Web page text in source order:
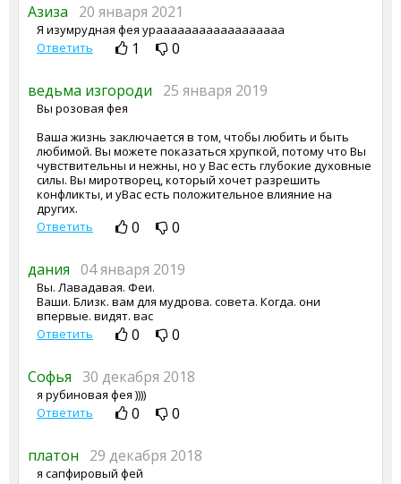
Азиза 20 января 2021
Я изумрудная фея ураааааааааааааааааа
Ответить
1 0
ведьма изгороди 25 января 2019
Вы розовая фея
Ваша жизнь заключается в том, чтобы любить и быть
любимой. Вы можете показаться хрупкой, потому что Вы
чувствительны и нежны, но у Вас есть глубокие духовные
силы. Вы миротворец, который хочет разрешить
конфликты, и уВас есть положительное влияние на
других.
Ответить
0 0
дания 04 января 2019
Вы. Лавадавая. Феи.
Ваши. Близк. вам для мудрова. совета. Когда. они
впервые. видят. вас
Ответить
0 0
Софья 30 декабря 2018
я рубиновая фея ))))
Ответить
0 0
платон 29 декабря 2018
я сапфировый фей